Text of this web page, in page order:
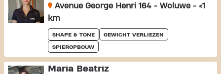
Avenue George Henri 164 - Woluwe - <1
km
SHAPE & TONE GEWICHT VERLIEZEN
SPIEROPBOUW
Maria Beatriz